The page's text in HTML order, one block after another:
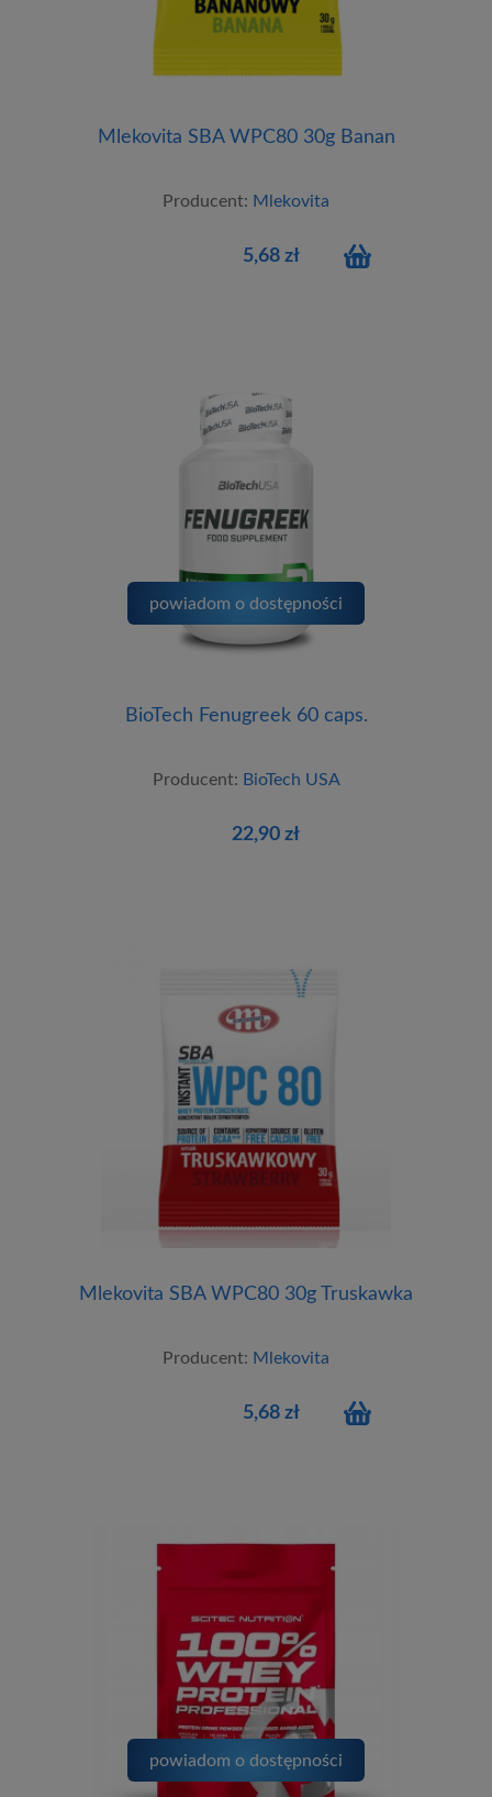
Mlekovita SBA WPC80 30g Banan
Producent: Mlekovita
5,68 zł
BioTech Fenugreek 60 caps.
Producent: BioTech USA
22,90 zł
powiadom o dostępności
Mlekovita SBA WPC80 30g Truskawka
Producent: Mlekovita
5,68 zł
powiadom o dostępności